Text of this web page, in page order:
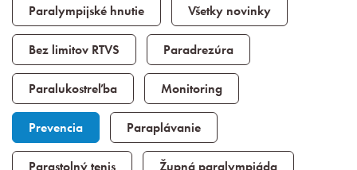
Paralympijské hnutie Všetky novinky
Bez limitov RTVS Paradrezúra
Paralukostreľba Monitoring
Prevencia Paraplávanie
Parastolný tenis Župná paralympiáda